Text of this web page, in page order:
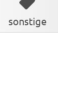
sonstige